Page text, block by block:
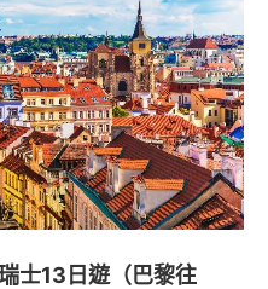
士13日遊（巴黎往